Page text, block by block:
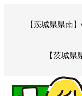
【茨城県県南
【茨城県